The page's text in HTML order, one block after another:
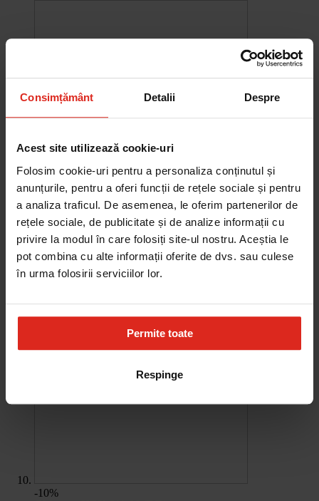
Consimțământ Detalii Despre
Acest site utilizează cookie-uri
Folosim cookie-uri pentru a personaliza conținutul și
anunțurile, pentru a oferi funcții de rețele sociale și pentru
a analiza traficul. De asemenea, le oferim partenerilor de
rețele sociale, de publicitate și de analize informații cu
privire la modul în care folosiți site-ul nostru. Aceștia le
pot combina cu alte informații oferite de dvs. sau culese
în urma folosirii serviciilor lor.
Permite toate
Respinge
-10%
Chiuveta Maris MRG 610-60
Pret special
Adauga în cos
-10%